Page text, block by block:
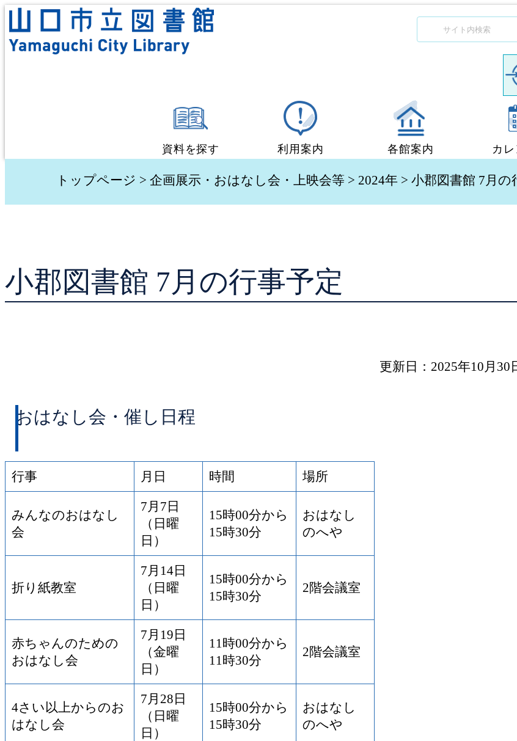
資料を探す
蔵書検索・予約
貸出ランキング
利用案内
図書館利用案内
学校図書館支援サービス
レファレンスサービス
各館案内
中央図書館
阿東図書館
カ
トップページ > 企画展示・おはなし会・上映会等 > 2024年 > 小郡図書館 7月の
小郡図書館 7月の行事予定
更新日：2025年10月30
おはなし会・催し日程
行事 月日 時間 場所
みんなのおはなし
会
7月7日
（日曜
日）
15時00分から
15時30分
おはなし
のへや
折り紙教室
7月14日
（日曜
日）
15時00分から
15時30分
2階会議室
赤ちゃんのための
おはなし会
7月19日
（金曜
日）
11時00分から
11時30分
2階会議室
4さい以上からのお
はなし会
7月28日
（日曜
日）
15時00分から
15時30分
おはなし
のへや